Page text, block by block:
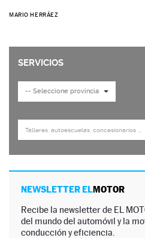
MARIO HERRÁEZ
NEWSLETTER ELMOTOR
Recibe la newsletter de EL
del mundo del automóvil y la
conducción y eficiencia.